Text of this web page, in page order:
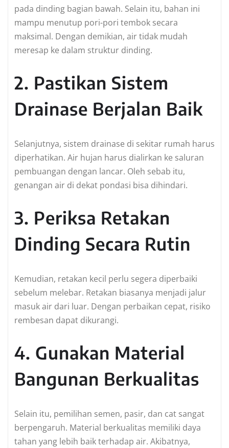
pada dinding bagian bawah. Selain itu, bahan ini
mampu menutup pori-pori tembok secara
maksimal. Dengan demikian, air tidak mudah
meresap ke dalam struktur dinding.
2. Pastikan Sistem
Drainase Berjalan Baik
Selanjutnya, sistem drainase di sekitar rumah harus
diperhatikan. Air hujan harus dialirkan ke saluran
pembuangan dengan lancar. Oleh sebab itu,
genangan air di dekat pondasi bisa dihindari.
3. Periksa Retakan
Dinding Secara Rutin
Kemudian, retakan kecil perlu segera diperbaiki
sebelum melebar. Retakan biasanya menjadi jalur
masuk air dari luar. Dengan perbaikan cepat, risiko
rembesan dapat dikurangi.
4. Gunakan Material
Bangunan Berkualitas
Selain itu, pemilihan semen, pasir, dan cat sangat
berpengaruh. Material berkualitas memiliki daya
tahan yang lebih baik terhadap air. Akibatnya,